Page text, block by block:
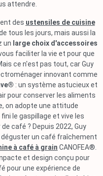
attendre.
des ustensiles de cuisine
tous les jours, mais aussi la
un large choix d'accessoires
faciliter la vie et pour que
ce n'est pas tout, car Guy
innovant comme
: un système astucieux et
pour conserver les aliments
on adopte une attitude
le gaspillage et vive les
café ? Depuis 2022, Guy
un café fraîchement
à café à grain CANOFEA®.
et design conçu pour
pour une expérience de